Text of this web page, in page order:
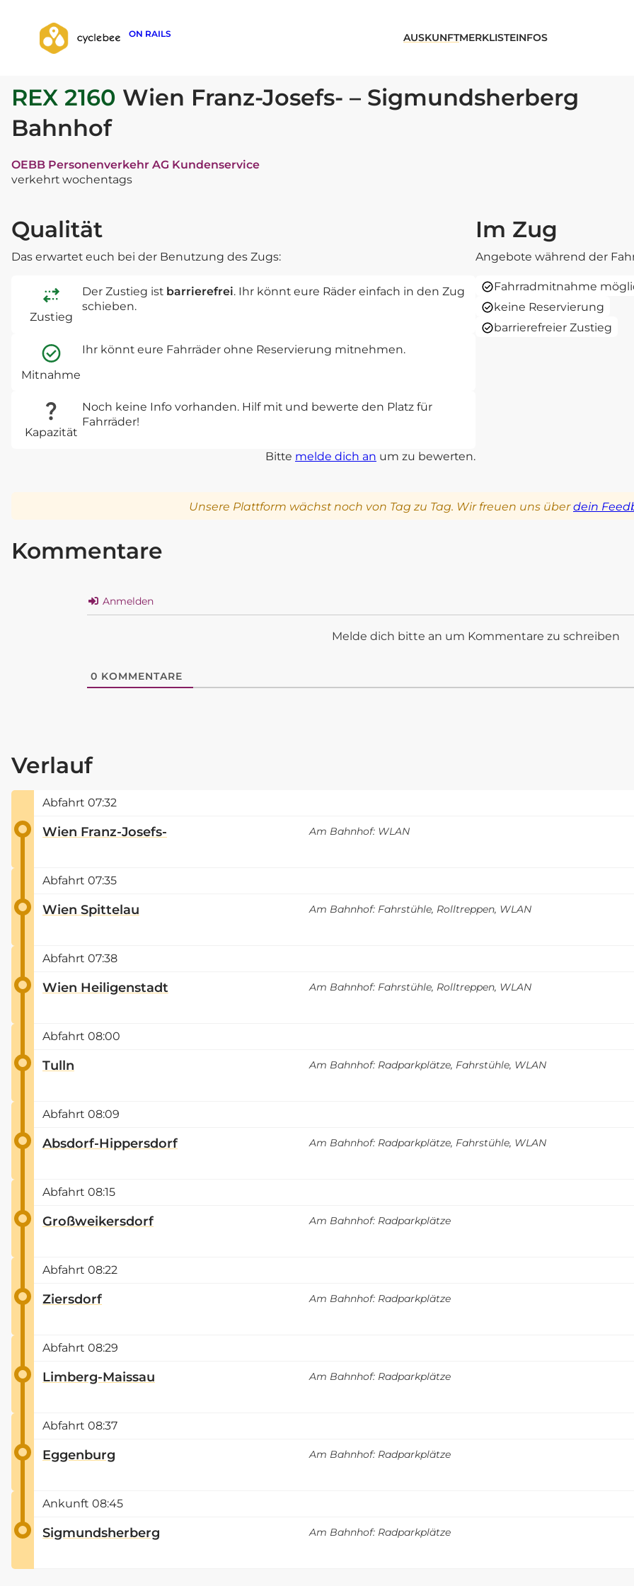
ON RAILS AUSKUNFTMERKLISTEINFOS
zurück zur Suche
REX 2160 Wien Franz-Josefs- – Sigmundsherberg
Bahnhof
OEBB Personenverkehr AG Kundenservice
verkehrt wochentags
Qualität
Das erwartet euch bei der Benutzung des Zugs:
Zustieg
Der Zustieg ist barrierefrei. Ihr könnt eure Räder einfach in den Zug
schieben.
Mitnahme
Ihr könnt eure Fahrräder ohne Reservierung mitnehmen.
Kapazität
Noch keine Info vorhanden. Hilf mit und bewerte den Platz für
Fahrräder!
Bitte melde dich an um zu bewerten.
Im Zug
Angebote während der
Fahrradmitnahme
keine Reservierung
barrierefreier Zustieg
Unsere Plattform wächst noch von Tag zu Tag. Wir freuen uns überdein
Kommentare
Anmelden
Melde dich bitte an um Kommentare zu schreiben
0 KOMMENTARE
Verlauf
Abfahrt 07:32
Wien Franz-Josefs-
Am Bahnhof: WLAN
Abfahrt 07:35
Wien Spittelau
Am Bahnhof: Fahrstühle, Rolltreppen, WLAN
Abfahrt 07:38
Wien Heiligenstadt
Am Bahnhof: Fahrstühle, Rolltreppen, WLAN
Abfahrt 08:00
Tulln
Am Bahnhof: Radparkplätze, Fahrstühle, WLAN
Abfahrt 08:09
Absdorf-Hippersdorf
Am Bahnhof: Radparkplätze, Fahrstühle, WLAN
Abfahrt 08:15
Großweikersdorf
Am Bahnhof: Radparkplätze
Abfahrt 08:22
Ziersdorf
Am Bahnhof: Radparkplätze
Abfahrt 08:29
Limberg-Maissau
Am Bahnhof: Radparkplätze
Abfahrt 08:37
Eggenburg
Am Bahnhof: Radparkplätze
Ankunft 08:45
Sigmundsherberg
Am Bahnhof: Radparkplätze